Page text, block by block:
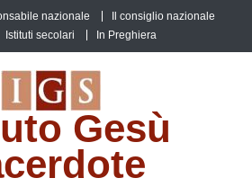
nazionale
Il consiglio nazionale
Istituti secolari In Preghiera
Gesù